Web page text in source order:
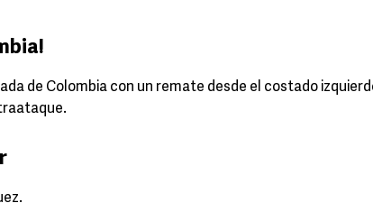
de Colombia con un remate desde el costado